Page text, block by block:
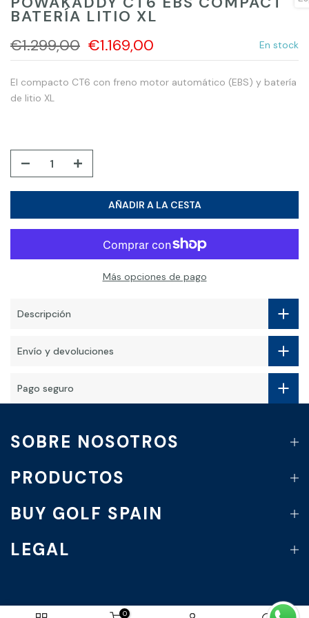
BATERÍA LITIO XL
€1.299,00 €1.169,00 En stock
El compacto CT6 con freno motor automático (EBS) y batería
de litio XL
AÑADIR A LA CESTA
Más opciones de pago
Descripción
Envío y devoluciones
Pago seguro
SOBRE NOSOTROS
PRODUCTOS
BUY GOLF SPAIN
LEGAL
0